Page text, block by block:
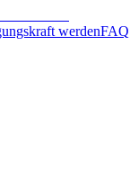
werdenFAQ